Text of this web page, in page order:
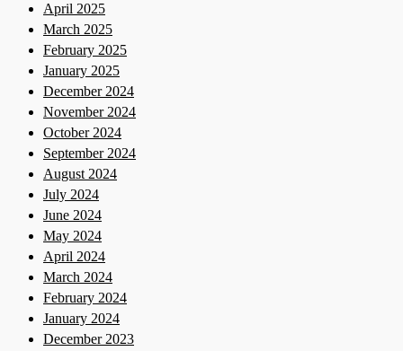
April 2025
March 2025
February 2025
January 2025
December 2024
November 2024
October 2024
September 2024
August 2024
July 2024
June 2024
May 2024
April 2024
March 2024
February 2024
January 2024
December 2023